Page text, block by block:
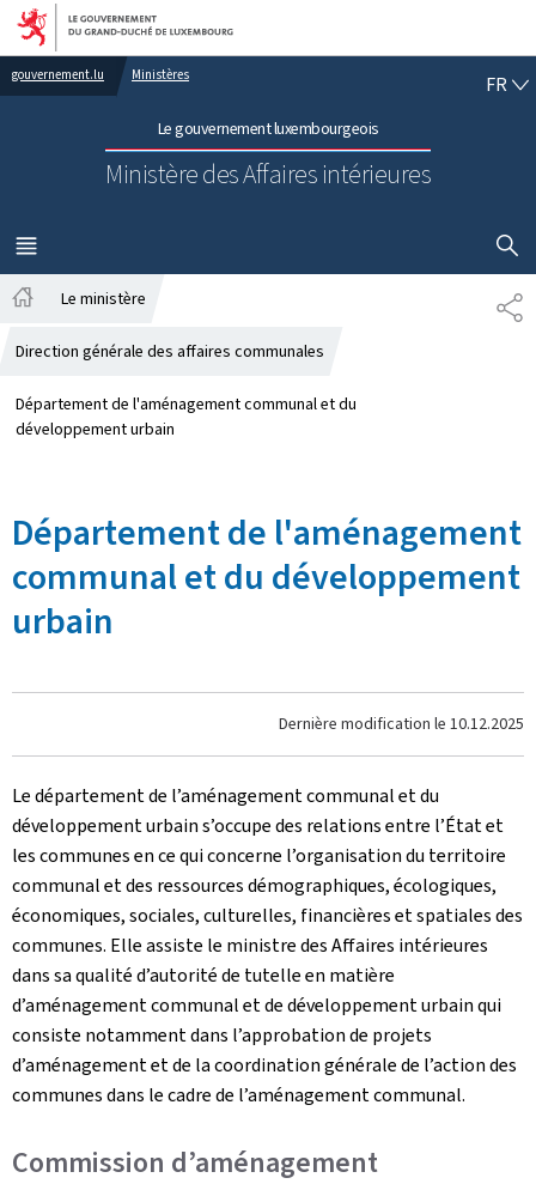
Aller au menu principal
Aller au contenu
gouvernement.lu Ministères
Le gouvernement luxembourgeois
Ministère des Affaires intérieures
FR
MENU
PRINCIPAL
Le ministère
Direction générale des affaires communales
Département de l'aménagement communal et du
développement urbain
Département de l'aménagement
communal et du développement
urbain
Dernière modification le 10.12.2025
Le département de l’aménagement communal et du
développement urbain s’occupe des relations entre l’État et
les communes en ce qui concerne l’organisation du territoire
communal et des ressources démographiques, écologiques,
économiques, sociales, culturelles, financières et spatiales des
communes. Elle assiste le ministre des Affaires intérieures
dans sa qualité d’autorité de tutelle en matière
d’aménagement communal et de développement urbain qui
consiste notamment dans l’approbation de projets
d’aménagement et de la coordination générale de l’action des
communes dans le cadre de l’aménagement communal.
Commission d’aménagement